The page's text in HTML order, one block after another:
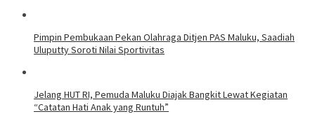
Pimpin Pembukaan Pekan Olahraga Ditjen PAS Maluku, Saadiah
Uluputty Soroti Nilai Sportivitas
Jelang HUT RI, Pemuda Maluku Diajak Bangkit Lewat Kegiatan
“Catatan Hati Anak yang Runtuh”